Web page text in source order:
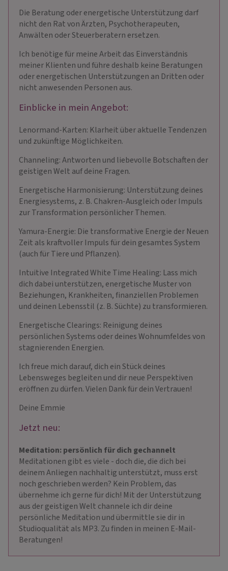
Die Beratung oder energetische Unterstützung darf
nicht den Rat von Ärzten, Psychotherapeuten,
Anwälten oder Steuerberatern ersetzen.
Ich benötige für meine Arbeit das Einverständnis
meiner Klienten und führe deshalb keine Beratungen
oder energetischen Unterstützungen an Dritten oder
nicht anwesenden Personen aus.
Einblicke in mein Angebot:
Lenormand-Karten: Klarheit über aktuelle Tendenzen
und zukünftige Möglichkeiten.
Channeling: Antworten und liebevolle Botschaften der
geistigen Welt auf deine Fragen.
Energetische Harmonisierung: Unterstützung deines
Energiesystems, z. B. Chakren-Ausgleich oder Impuls
zur Transformation persönlicher Themen.
Yamura-Energie: Die transformative Energie der Neuen
Zeit als kraftvoller Impuls für dein gesamtes System
(auch für Tiere und Pflanzen).
Intuitive Integrated White Time Healing: Lass mich
dich dabei unterstützen, energetische Muster von
Beziehungen, Krankheiten, finanziellen Problemen
und deinen Lebensstil (z. B. Süchte) zu transformieren.
Energetische Clearings: Reinigung deines
persönlichen Systems oder deines Wohnumfeldes von
stagnierenden Energien.
Ich freue mich darauf, dich ein Stück deines
Lebensweges begleiten und dir neue Perspektiven
eröffnen zu dürfen. Vielen Dank für dein Vertrauen!
Deine Emmie
Jetzt neu:
Meditation: persönlich für dich gechannelt
Meditationen gibt es viele - doch die, die dich bei
deinem Anliegen nachhaltig unterstützt, muss erst
noch geschrieben werden? Kein Problem, das
übernehme ich gerne für dich! Mit der Unterstützung
aus der geistigen Welt channele ich dir deine
persönliche Meditation und übermittle sie dir in
Studioqualität als MP3. Zu finden in meinen E-Mail-
Beratungen!